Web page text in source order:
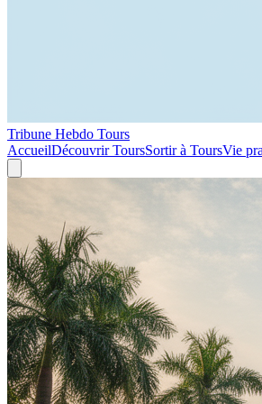
Tribune Hebdo Tours
AccueilDécouvrir ToursSortir à ToursVie